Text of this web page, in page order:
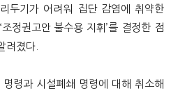
두기가 어려워 집단 감염에 취약한
정권고안 불수용 지휘’를 결정한 점
려졌다.
령과 시설폐쇄 명령에 대해 취소해